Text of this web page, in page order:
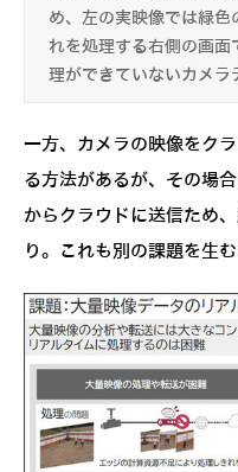
め、左の実映像では緑色
れを処理する右側の画
理ができていないカメラ
一方、カメラの映像をク
る方法があるが、その場
からクラウドに送信ため
り。これも別の課題を生